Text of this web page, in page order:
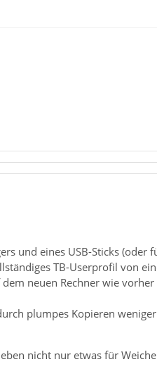
und eines USB-Sticks (oder
TB-Userprofil von
neuen Rechner wie
plumpes Kopieren
nicht nur etwas für